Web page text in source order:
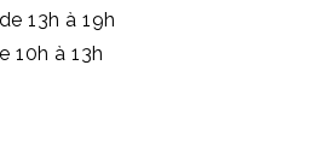
13h à 19h
10h à 13h